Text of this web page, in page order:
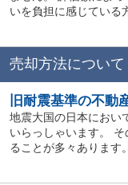
いを負担に感じている
売却方法について
旧耐震基準の不動
地震大国の日本におい
いらっしゃいます。
ることが多々あります